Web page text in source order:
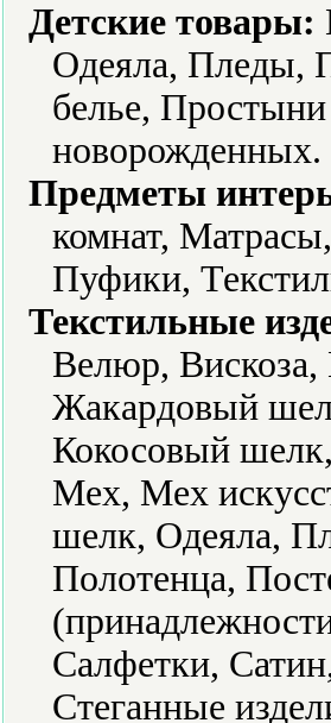
Детские товары:
Одеяла, Пледы,
белье,
новорожденных.
Предметы
комнат,
Пуфики,
Текстильные
Велюр,
Жакардовый
Кокосовый
Мех, Мех
шелк, Одеяла,
Полотенца,
Салфетки,
Стеганные